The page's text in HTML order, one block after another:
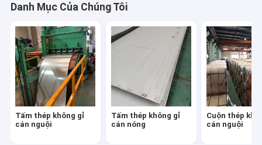
Dải thép không gỉ
Thanh góc thép không gỉ
Thanh kênh thép không gỉ
Danh Mục Của Chúng Tôi
Tấm thép không gỉ
cán nguội
Tấm thép không gỉ
cán nóng
Cuộn thép
cán nguội